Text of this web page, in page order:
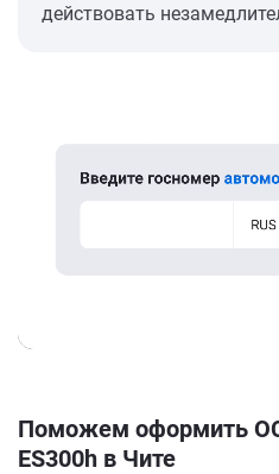
действовать
Поможем оформить
ES300h в Чите